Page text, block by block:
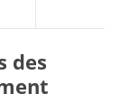
des